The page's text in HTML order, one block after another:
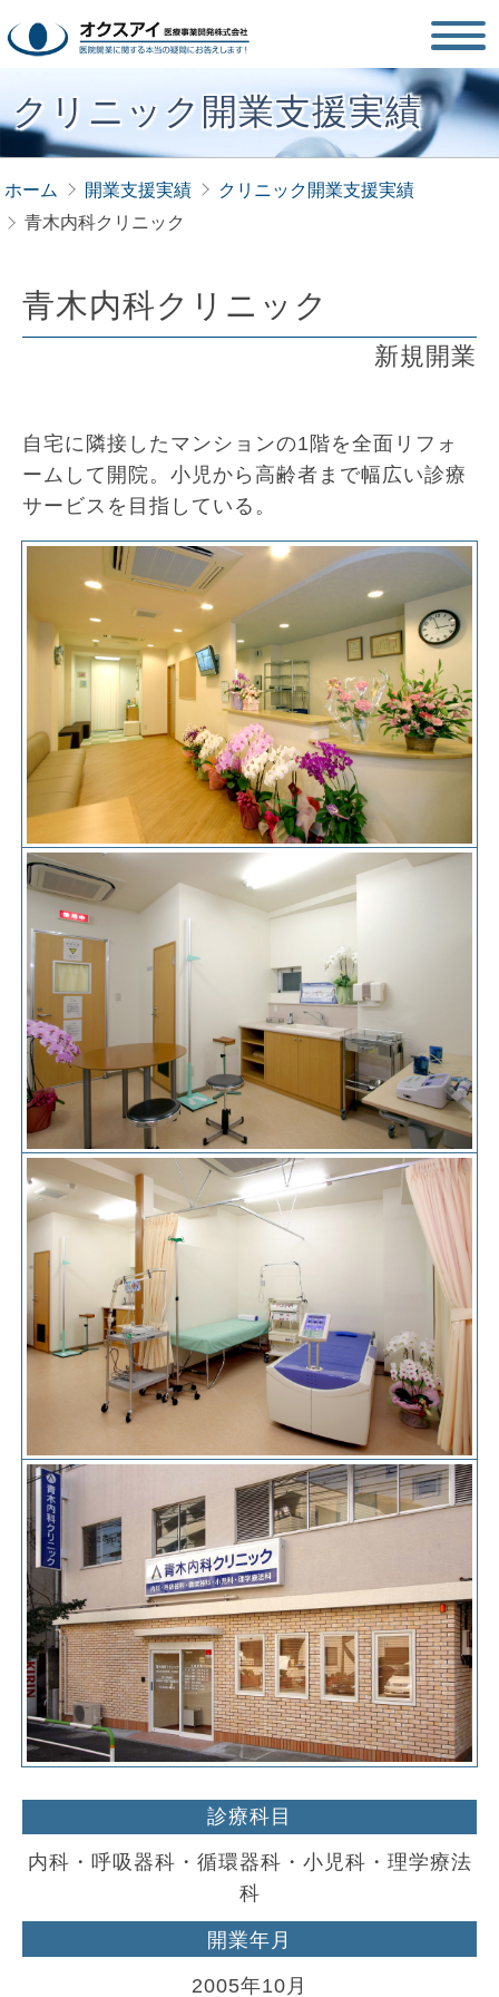
クリニック開業支援実績
ホーム 開業支援実績
クリニック開業支援実績
青木内科クリニック
青木内科クリニック
新規開業
自宅に隣接したマンションの1階を全面リフォ
ームして開院。小児から高齢者まで幅広い診療
サービスを目指している。
診療科目
内科・呼吸器科・循環器科・小児科・理学療法
科
開業年月
2005年10月